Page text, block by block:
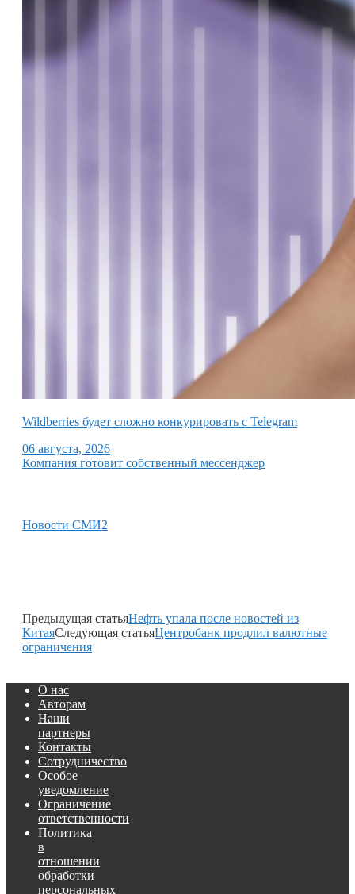
Wildberries будет сложно конкурировать с Telegram
06 августа, 2026
Компания готовит собственный мессенджер
Новости СМИ2
Предыдущая статьяНефть упала после новостей из
КитаяСледующая статьяЦентробанк продлил валютные
ограничения
О нас
Авторам
Наши
партнеры
Контакты
Сотрудничество
Особое
уведомление
Ограничение
ответственности
Политика
в
отношении
обработки
персональных